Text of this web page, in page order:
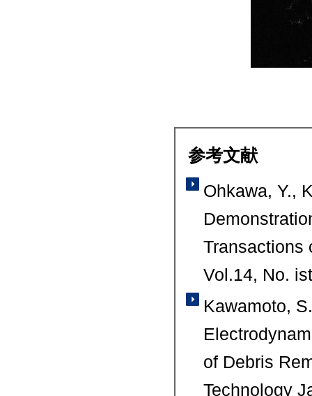
参考文献
Ohkawa, Y.,
Transactions
Vol.14, No.
Kawamoto,
of Debris
Technology